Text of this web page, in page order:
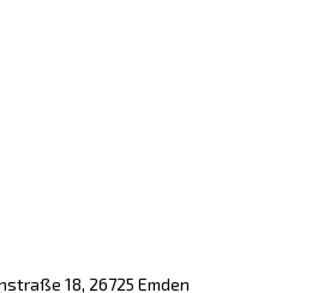
18, 26725 Emden